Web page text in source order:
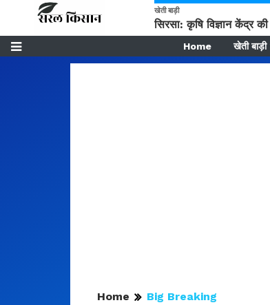
खेती बाड़ी
Home खेती बाड़ी
Home Big Breaking